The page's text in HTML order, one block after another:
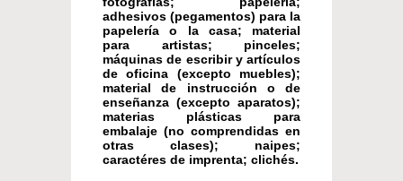
adhesivos (pegamentos) para la
papelería o la casa; material
para artistas; pinceles;
máquinas de escribir y artículos
de oficina (excepto muebles);
material de instrucción o de
enseñanza (excepto aparatos);
materias plásticas para
embalaje (no comprendidas en
otras clases); naipes;
caractéres de imprenta; clichés.